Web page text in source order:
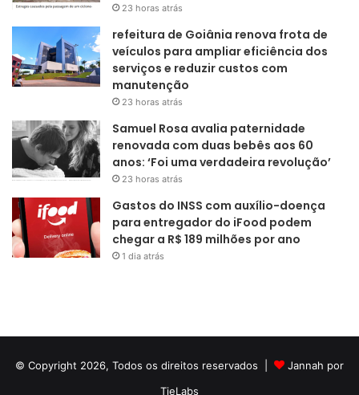
23 horas atrás
refeitura de Goiânia renova frota de
veículos para ampliar eficiência dos
serviços e reduzir custos com
manutenção
23 horas atrás
Samuel Rosa avalia paternidade
renovada com duas bebês aos 60
anos: ‘Foi uma verdadeira revolução’
23 horas atrás
Gastos do INSS com auxílio-doença
para entregador do iFood podem
chegar a R$ 189 milhões por ano
1 dia atrás
© Copyright 2026, Todos os direitos reservados |
Jannah por
TieLabs